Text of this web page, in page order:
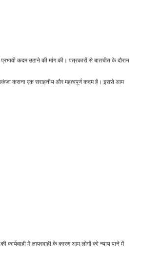
कदम उठाने की मांग की। पत्रकारों से बातचीत के दौरान
कसना एक सराहनीय और महत्वपूर्ण कदम है। इससे आम
में लापरवाही के कारण आम लोगों को न्याय पाने में